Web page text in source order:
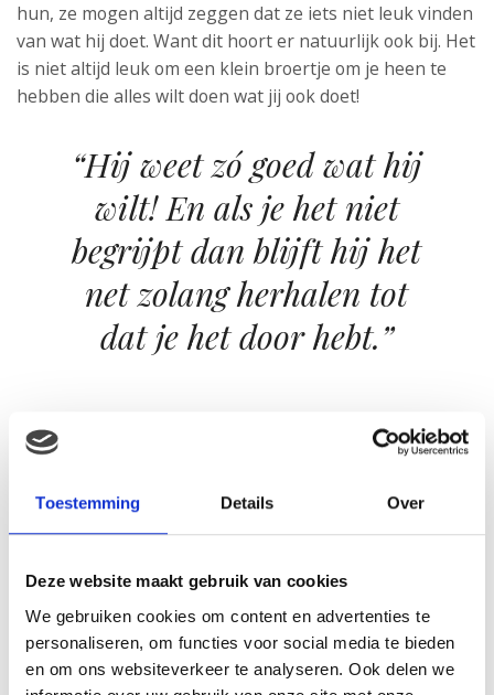
Toestemming Details Over
Deze website maakt gebruik van cookies
We gebruiken cookies om content en advertenties te
personaliseren, om functies voor social media te bieden
en om ons websiteverkeer te analyseren. Ook delen we
hun, ze mogen altijd zeggen dat ze iets niet leuk vinden
van wat hij doet. Want dit hoort er natuurlijk ook bij. Het
is niet altijd leuk om een klein broertje om je heen te
hebben die alles wilt doen wat jij ook doet!
“Hij weet zó goed wat hij
wilt! En als je het niet
begrijpt dan blijft hij het
net zolang herhalen tot
dat je het door hebt.”
Ondanks de peuterfase de grootste clown
doet vooral vaak heel gek. Dat schatterlachje hoor je
door het hele huis. Zingen en de hele dag door praten.
Hij weet ook zó goed wat hij wilt; wat hij op zijn
boterham wilt, wat hij wilt drinken, of hij boven of
beneden wilt spelen en wat voor spel hij wilt doen en zo